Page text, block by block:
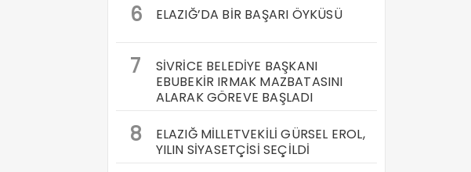
6
ELAZIĞ’DA BİR BAŞARI ÖYKÜSÜ
7
SİVRİCE BELEDİYE BAŞKANI
EBUBEKİR IRMAK MAZBATASINI
ALARAK GÖREVE BAŞLADI
8
ELAZIĞ MİLLETVEKİLİ GÜRSEL EROL,
YILIN SİYASETÇİSİ SEÇİLDİ